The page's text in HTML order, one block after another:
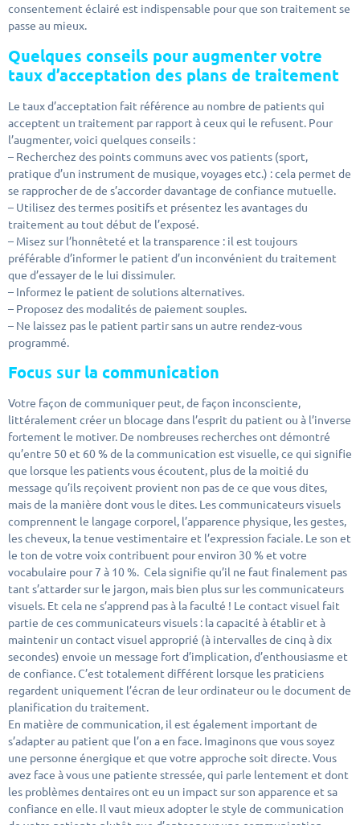
consentement éclairé est indispensable pour que son traitement se
passe au mieux.
Quelques conseils pour augmenter votre
taux d’acceptation des plans de traitement
Le taux d’acceptation fait référence au nombre de patients qui
acceptent un traitement par rapport à ceux qui le refusent. Pour
l’augmenter, voici quelques conseils :
– Recherchez des points communs avec vos patients (sport,
pratique d’un instrument de musique, voyages etc.) : cela permet de
se rapprocher de de s’accorder davantage de confiance mutuelle.
– Utilisez des termes positifs et présentez les avantages du
traitement au tout début de l’exposé.
– Misez sur l’honnêteté et la transparence : il est toujours
préférable d’informer le patient d’un inconvénient du traitement
que d’essayer de le lui dissimuler.
– Informez le patient de solutions alternatives.
– Proposez des modalités de paiement souples.
– Ne laissez pas le patient partir sans un autre rendez-vous
programmé.
Focus sur la communication
Votre façon de communiquer peut, de façon inconsciente,
littéralement créer un blocage dans l’esprit du patient ou à l’inverse
fortement le motiver. De nombreuses recherches ont démontré
qu’entre 50 et 60 % de la communication est visuelle, ce qui signifie
que lorsque les patients vous écoutent, plus de la moitié du
message qu’ils reçoivent provient non pas de ce que vous dites,
mais de la manière dont vous le dites. Les communicateurs visuels
comprennent le langage corporel, l’apparence physique, les gestes,
les cheveux, la tenue vestimentaire et l’expression faciale. Le son et
le ton de votre voix contribuent pour environ 30 % et votre
vocabulaire pour 7 à 10 %. Cela signifie qu’il ne faut finalement pas
tant s’attarder sur le jargon, mais bien plus sur les communicateurs
visuels. Et cela ne s’apprend pas à la faculté ! Le contact visuel fait
partie de ces communicateurs visuels : la capacité à établir et à
maintenir un contact visuel approprié (à intervalles de cinq à dix
secondes) envoie un message fort d’implication, d’enthousiasme et
de confiance. C’est totalement différent lorsque les praticiens
regardent uniquement l’écran de leur ordinateur ou le document de
planification du traitement.
En matière de communication, il est également important de
s’adapter au patient que l’on a en face. Imaginons que vous soyez
une personne énergique et que votre approche soit directe. Vous
avez face à vous une patiente stressée, qui parle lentement et dont
les problèmes dentaires ont eu un impact sur son apparence et sa
confiance en elle. Il vaut mieux adopter le style de communication